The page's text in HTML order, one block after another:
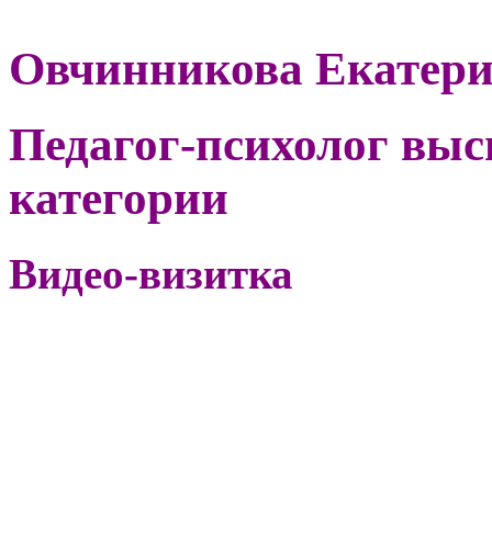
Овчинникова
Педагог-психолог
категории
Видео-визитка